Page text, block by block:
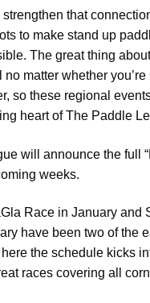
strengthen that
to make stand up
The great thing
no matter whether
so these regional
heart of The Paddle
will announce the full
weeks.
Race in January and
have been two of the
the schedule kicks
races covering all